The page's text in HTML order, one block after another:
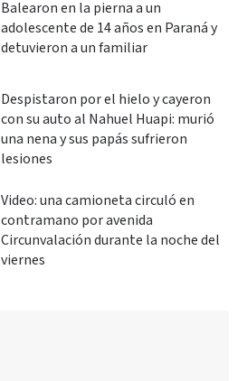
Balearon en la pierna a un
adolescente de 14 años en Paraná y
detuvieron a un familiar
Despistaron por el hielo y cayeron
con su auto al Nahuel Huapi: murió
una nena y sus papás sufrieron
lesiones
Video: una camioneta circuló en
contramano por avenida
Circunvalación durante la noche del
viernes